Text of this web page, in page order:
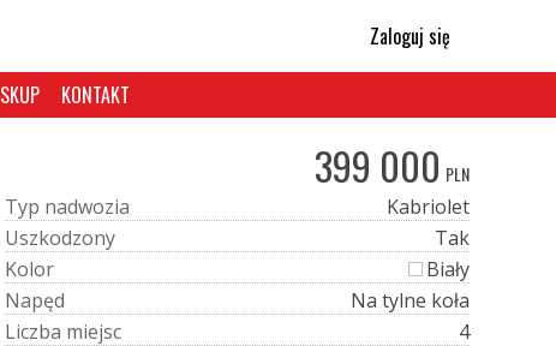
Zaloguj się
SKUP KONTAKT
399 000 PLN
Typ nadwozia
Kabriolet
Uszkodzony
Tak
Kolor
Biały
Napęd
Na tylne koła
Liczba miejsc
4